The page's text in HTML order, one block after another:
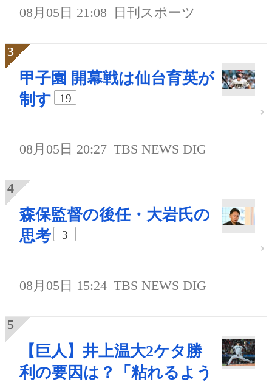
08月05日 21:08 日刊スポーツ
甲子園 開幕戦は仙台育英が
制す
19
08月05日 20:27 TBS NEWS DIG
森保監督の後任・大岩氏の
思考
3
08月05日 15:24 TBS NEWS DIG
【巨人】井上温大2ケタ勝
利の要因は？「粘れるよう